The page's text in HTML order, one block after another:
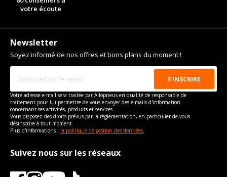
votre écoute
Newsletter
Soyez informé de nos offres et bons plans du moment !
Votre adresse e-mail sera traitée par Allopneus en qualité de responsable de
traitement pour lui permettre de vous envoyer des e-mails d'information
concernant ses activités, produits et services.
Vous disposez des droits prévus par la règlementation, en particulier de vous
désinscrire à tout moment.
Plus d'informations : la politique de gestion des données.
Suivez nous sur les réseaux